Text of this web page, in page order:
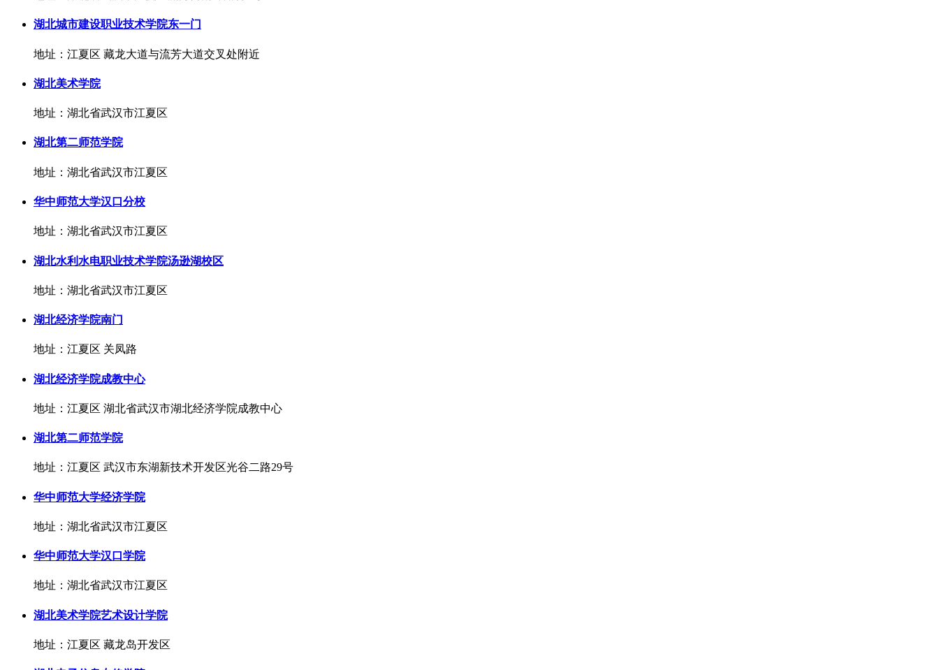
湖北城市建设职业技术学院东一门
地址：江夏区 藏龙大道与流芳大道交叉处附近
湖北美术学院
地址：湖北省武汉市江夏区
湖北第二师范学院
地址：湖北省武汉市江夏区
华中师范大学汉口分校
地址：湖北省武汉市江夏区
湖北水利水电职业技术学院汤逊湖校区
地址：湖北省武汉市江夏区
湖北经济学院南门
地址：江夏区 关凤路
湖北经济学院成教中心
地址：江夏区 湖北省武汉市湖北经济学院成教中心
湖北第二师范学院
地址：江夏区 武汉市东湖新技术开发区光谷二路29号
华中师范大学经济学院
地址：湖北省武汉市江夏区
华中师范大学汉口学院
地址：湖北省武汉市江夏区
湖北美术学院艺术设计学院
地址：江夏区 藏龙岛开发区